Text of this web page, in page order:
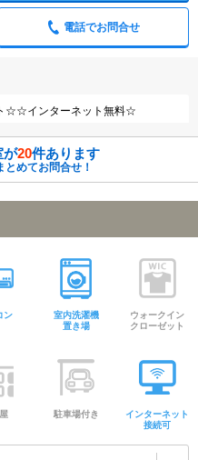
電話でお問合せ
☆☆インターネット無料☆
が20件あります
めてお問合せ！
ン
室内洗濯機
置き場
ウォークイン
クローゼット
駐車場付き
インターネット
接続可